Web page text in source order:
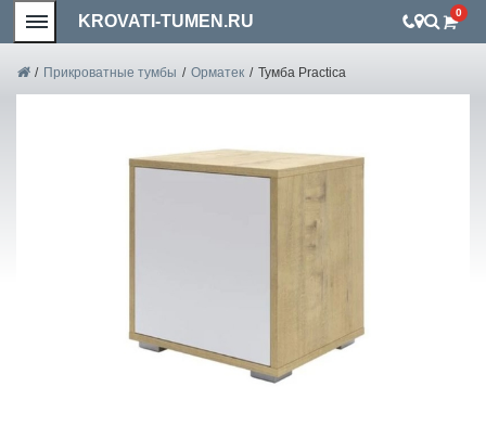
KROVATI-TUMEN.RU 0
/ Прикроватные тумбы / Орматек / Тумба Practica